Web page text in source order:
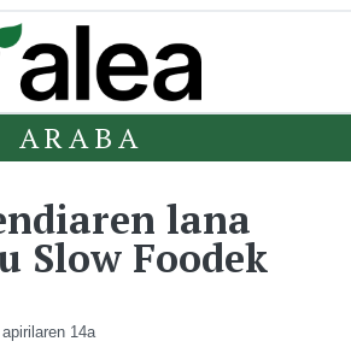
ARABA
lana
Slow Foodek
14a